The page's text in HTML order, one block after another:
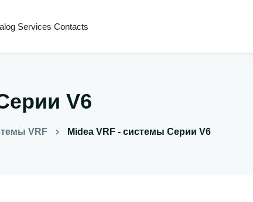
Services Contacts
V6
VRF Midea VRF - системы Серии V6